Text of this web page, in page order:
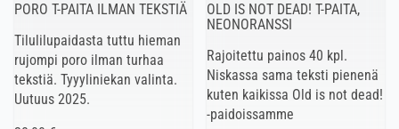
PORO T-PAITA ILMAN TEKSTIÄ
Tilulilupaidasta tuttu hieman
rujompi poro ilman turhaa
tekstiä. Tyyyliniekan valinta.
Uutuus 2025.
OLD IS NOT DEAD! T-PAITA,
NEONORANSSI
Rajoitettu painos 40 kpl.
Niskassa sama teksti pienenä
kuten kaikissa Old is not dead!
-paidoissamme